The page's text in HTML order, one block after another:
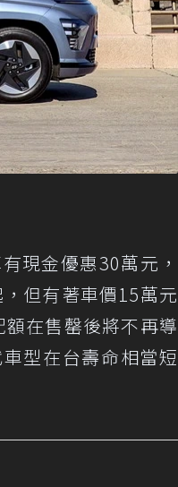
現金優惠30萬元，
但有著車價15萬元
在售罄後將不再導
型在台壽命相當短